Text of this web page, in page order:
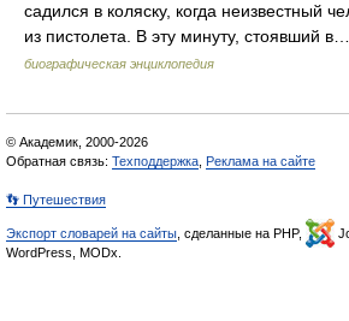
садился в коляску, когда неизвестный
из пистолета. В эту минуту, стоявший
биографическая энциклопедия
© Академик, 2000-2026
Обратная связь: Техподдержка Реклама на сайте
👣 Путешествия
Экспорт словарей на сайты , сделанные на PHP,
WordPress, MODx.